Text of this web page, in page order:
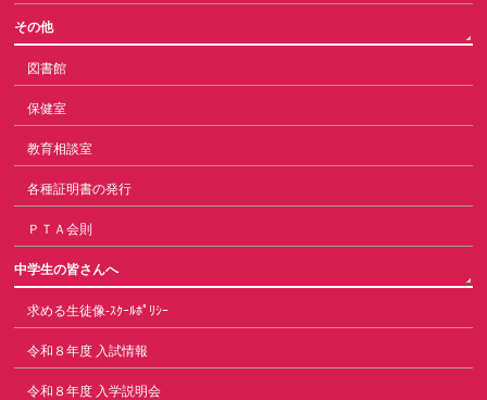
その他
図書館
保健室
教育相談室
各種証明書の発行
ＰＴＡ会則
中学生の皆さんへ
求める生徒像-ｽｸｰﾙﾎﾟﾘｼｰ
令和８年度 入試情報
令和８年度 入学説明会